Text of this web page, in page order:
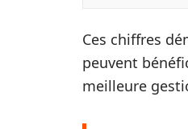
Ces chiffres
peuvent
meilleure